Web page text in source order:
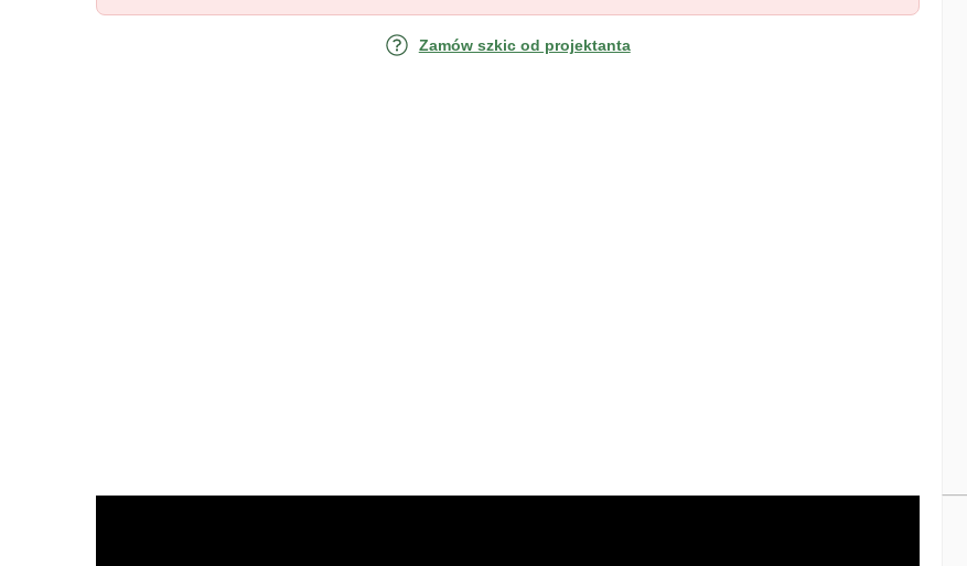
Zamów szkic od projektanta